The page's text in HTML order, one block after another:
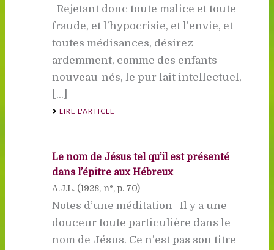
Rejetant donc toute malice et toute
fraude, et l’hypocrisie, et l’envie, et
toutes médisances, désirez
ardemment, comme des enfants
nouveau-nés, le pur lait intellectuel,
[...]
LIRE L'ARTICLE
Le nom de Jésus tel qu’il est présenté
dans l’épître aux Hébreux
A.J.L. (1928, n°, p. 70)
Notes d’une méditation Il y a une
douceur toute particulière dans le
nom de Jésus. Ce n’est pas son titre